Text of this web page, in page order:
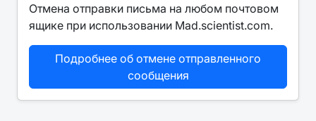
Отмена отправки письма на любом почтовом
ящике при использовании Mad.scientist.com.
Подробнее об отмене отправленного
сообщения